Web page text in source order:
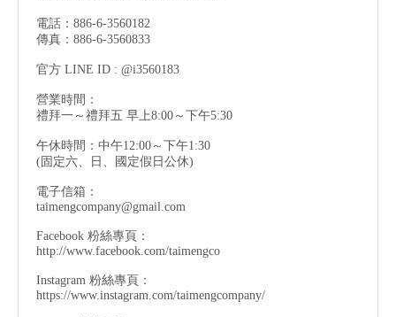
電話：886-6-3560182
傳真：886-6-3560833
官方 LINE ID : @i3560183
營業時間：
禮拜一～禮拜五 早上8:00～下午5:30
午休時間：中午12:00～下午1:30
(固定六、日、國定假日公休)
電子信箱：
taimengcompany@gmail.com
Facebook 粉絲專頁：
http://www.facebook.com/taimengco
Instagram 粉絲專頁：
https://www.instagram.com/taimengcompany/